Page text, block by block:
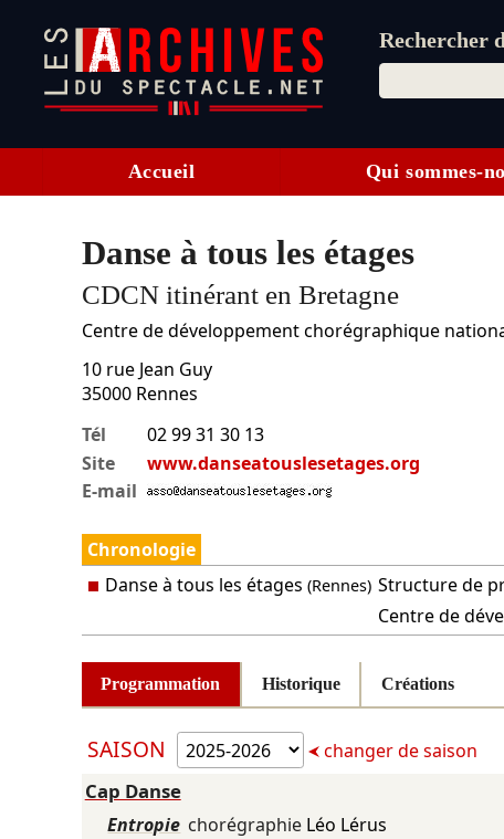
Rechercher
Accueil Qui sommes-
Danse à tous les étages
CDCN itinérant en Bretagne
Centre de développement chorégraphique
10 rue Jean Guy
35000 Rennes
Tél
02 99 31 30 13
Site
www.danseatouslesetages.org
E-mail
Chronologie
Danse à tous les étages (Rennes) Structure de
Centre de
Programmation Historique Créations
SAISON changer de saison
Cap Danse
Entropie chorégraphie Léo Lérus